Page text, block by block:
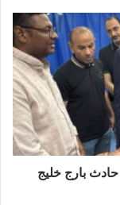
بارج خليج